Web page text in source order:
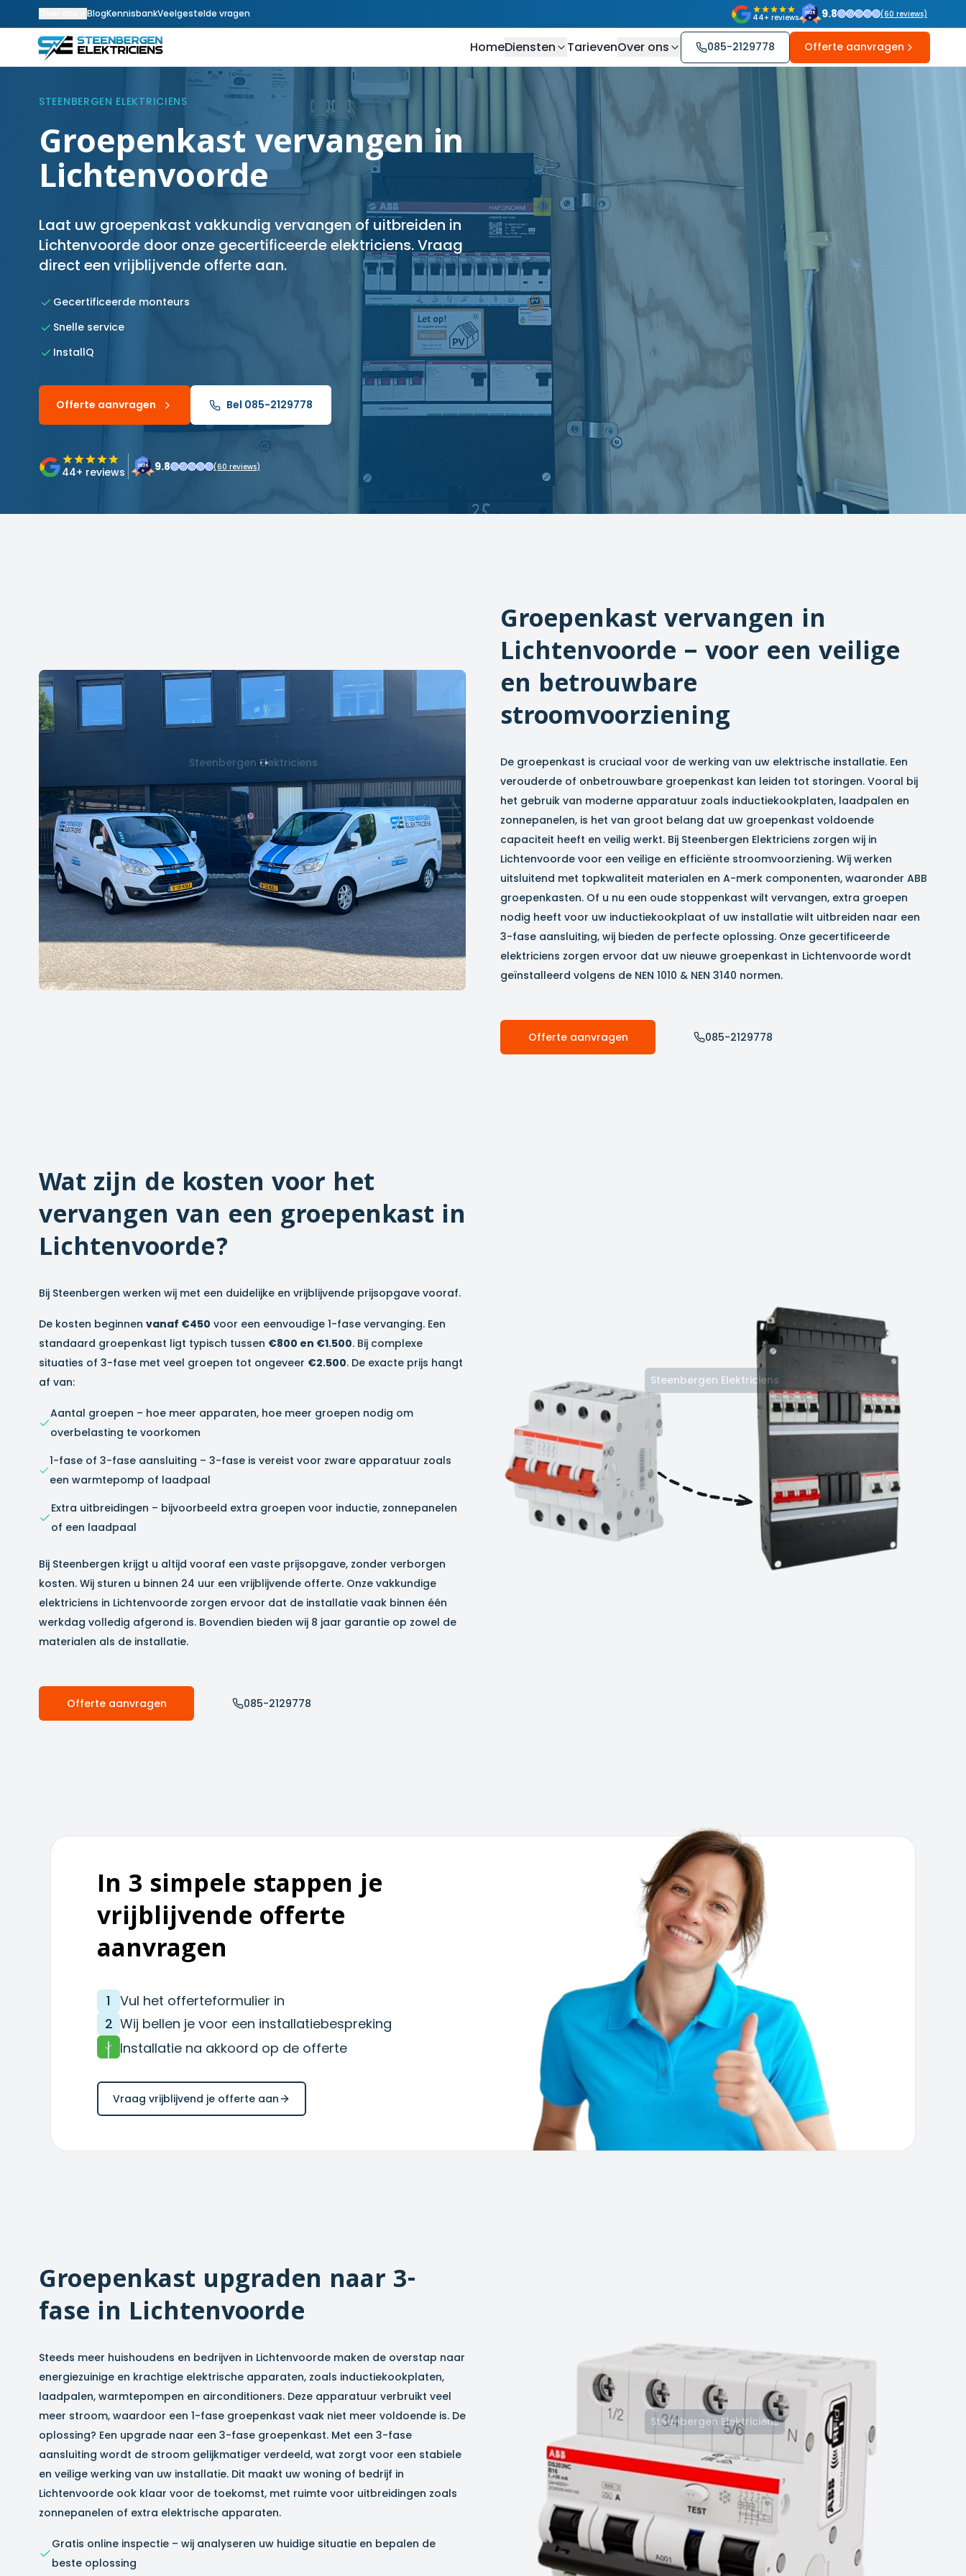
BlogKennisbankVeelgestelde vragen 44+ reviews 9.8 (60 reviews)
HomeDiensten TarievenOver ons 085-2129778 Offerte aanvragen
STEENBERGEN ELEKTRICIENS
Groepenkast vervangen in
Lichtenvoorde
Laat uw groepenkast vakkundig vervangen of uitbreiden in
Lichtenvoorde door onze gecertificeerde elektriciens. Vraag
direct een vrijblijvende offerte aan.
Gecertificeerde monteurs
Snelle service
InstallQ
Offerte aanvragen Bel 085-2129778
44+ reviews 9.8 (60 reviews)
Groepenkast vervangen in
Lichtenvoorde – voor een veilige
en betrouwbare
stroomvoorziening
De groepenkast is cruciaal voor de werking van uw elektrische installatie. Een
verouderde of onbetrouwbare groepenkast kan leiden tot storingen. Vooral bij
het gebruik van moderne apparatuur zoals inductiekookplaten, laadpalen en
zonnepanelen, is het van groot belang dat uw groepenkast voldoende
capaciteit heeft en veilig werkt. Bij Steenbergen Elektriciens zorgen wij in
Lichtenvoorde voor een veilige en efficiënte stroomvoorziening. Wij werken
uitsluitend met topkwaliteit materialen en A-merk componenten, waaronder ABB
groepenkasten. Of u nu een oude stoppenkast wilt vervangen, extra groepen
nodig heeft voor uw inductiekookplaat of uw installatie wilt uitbreiden naar een
3-fase aansluiting, wij bieden de perfecte oplossing. Onze gecertificeerde
elektriciens zorgen ervoor dat uw nieuwe groepenkast in Lichtenvoorde wordt
geïnstalleerd volgens de NEN 1010 & NEN 3140 normen.
Offerte aanvragen 085-2129778
Steenbergen Elektriciens
Wat zijn de kosten voor het
vervangen van een groepenkast in
Lichtenvoorde?
Bij Steenbergen werken wij met een duidelijke en vrijblijvende prijsopgave vooraf.
De kosten beginnen vanaf €450 voor een eenvoudige 1-fase vervanging. Een
standaard groepenkast ligt typisch tussen €800 en €1.500. Bij complexe
situaties of 3-fase met veel groepen tot ongeveer €2.500. De exacte prijs hangt
af van:
Aantal groepen – hoe meer apparaten, hoe meer groepen nodig om
overbelasting te voorkomen
1-fase of 3-fase aansluiting – 3-fase is vereist voor zware apparatuur zoals
een warmtepomp of laadpaal
Extra uitbreidingen – bijvoorbeeld extra groepen voor inductie, zonnepanelen
of een laadpaal
Bij Steenbergen krijgt u altijd vooraf een vaste prijsopgave, zonder verborgen
kosten. Wij sturen u binnen 24 uur een vrijblijvende offerte. Onze vakkundige
elektriciens in Lichtenvoorde zorgen ervoor dat de installatie vaak binnen één
werkdag volledig afgerond is. Bovendien bieden wij 8 jaar garantie op zowel de
materialen als de installatie.
Offerte aanvragen 085-2129778
Steenbergen Elektriciens
In 3 simpele stappen je
vrijblijvende offerte
aanvragen
1 Vul het offerteformulier in
2 Wij bellen je voor een installatiebespreking
Installatie na akkoord op de offerte
Vraag vrijblijvend je offerte aan
Groepenkast upgraden naar 3-
fase in Lichtenvoorde
Steeds meer huishoudens en bedrijven in Lichtenvoorde maken de overstap naar
energiezuinige en krachtige elektrische apparaten, zoals inductiekookplaten,
laadpalen, warmtepompen en airconditioners. Deze apparatuur verbruikt veel
meer stroom, waardoor een 1-fase groepenkast vaak niet meer voldoende is. De
oplossing? Een upgrade naar een 3-fase groepenkast. Met een 3-fase
aansluiting wordt de stroom gelijkmatiger verdeeld, wat zorgt voor een stabiele
en veilige werking van uw installatie. Dit maakt uw woning of bedrijf in
Lichtenvoorde ook klaar voor de toekomst, met ruimte voor uitbreidingen zoals
zonnepanelen of extra elektrische apparaten.
Gratis online inspectie – wij analyseren uw huidige situatie en bepalen de
beste oplossing
Steenbergen Elektriciens